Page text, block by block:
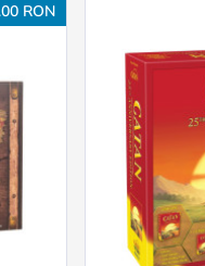
RON